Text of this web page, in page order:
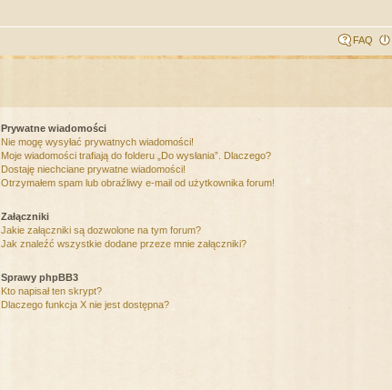
FAQ
Prywatne wiadomości
Nie mogę wysyłać prywatnych wiadomości!
Moje wiadomości trafiają do folderu „Do wysłania”. Dlaczego?
Dostaję niechciane prywatne wiadomości!
Otrzymałem spam lub obraźliwy e-mail od użytkownika forum!
Załączniki
Jakie załączniki są dozwolone na tym forum?
Jak znaleźć wszystkie dodane przeze mnie załączniki?
Sprawy phpBB3
Kto napisał ten skrypt?
Dlaczego funkcja X nie jest dostępna?